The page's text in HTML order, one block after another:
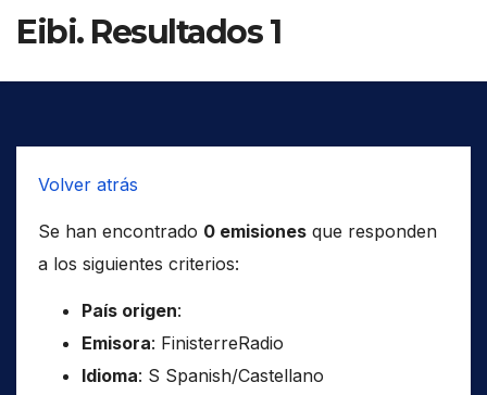
Eibi. Resultados 1
Volver atrás
Se han encontrado 0 emisiones que responden
a los siguientes criterios:
País origen:
Emisora: FinisterreRadio
Idioma: S Spanish/Castellano